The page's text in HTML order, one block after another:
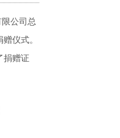
公司总
仪式。
捐赠证